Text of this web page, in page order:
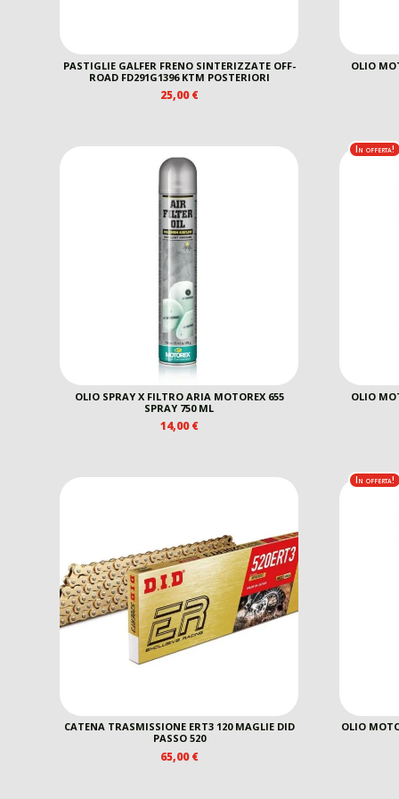
PASTIGLIE GALFER FRENO SINTERIZZATE OFF-
ROAD FD291G1396 KTM POSTERIORI
25,00€
OLIO
OLIO SPRAY X FILTRO ARIA MOTOREX 655
SPRAY 750 ML
14,00€
In offerta!
OLIO
CATENA TRASMISSIONE ERT3 120 MAGLIE DID
PASSO 520
65,00€
In offerta!
OLIO